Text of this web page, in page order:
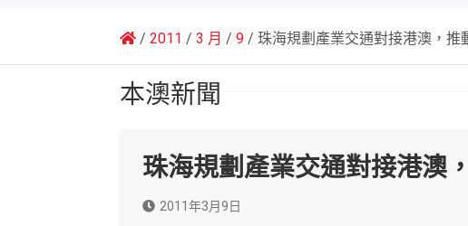
2011 3 月 9 珠海規劃產業交通對接港澳，推
本澳新聞
珠海規劃產業交通對接港澳
2011年3月9日